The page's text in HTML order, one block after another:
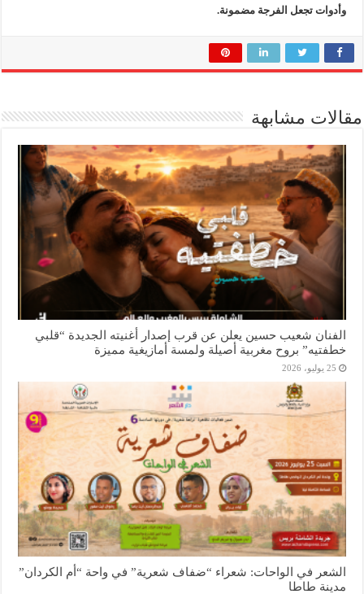
وأدوات تجعل الفرجة مضمونة.
مقالات مشابهة
الفنان شعيب حسين يعلن عن قرب إصدار أغنيته الجديدة “قلبي
خطفتيه” بروح مغربية أصيلة ولمسة أمازيغية مميزة
25 يوليو، 2026
الشعر في الواحات: شعراء “ضفاف شعرية” في واحة “أم الكردان”
مدينة طاطا